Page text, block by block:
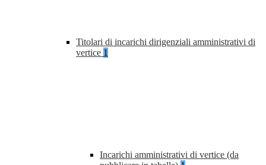
Titolari di incarichi dirigenziali amministrativi di
vertice 1
Incarichi amministrativi di vertice (da